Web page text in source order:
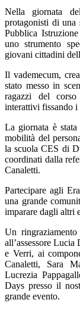
Nella giornata
protagonisti di una
Pubblica
uno strumento
giovani cittadini
Il vademecum,
stato messo in
ragazzi del
interattivi fissando i
La giornata è stata
mobilità del
la scuola CES di
coordinati dalla
Canaletti.
Partecipare agli
una grande
imparare dagli altri
Un
all’assessore
e Verri, ai
Canaletti, Sara
Lucrezia
Days presso il
grande evento.